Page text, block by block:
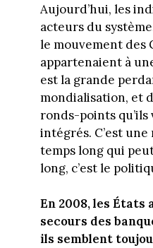
Aujourd’hui, les
acteurs du
le mouvement des
appartenaient à
est la grande
mondialisation, et
ronds-points
intégrés. C’est
temps long qui
long, c’est le
En 2008, les États
secours des
ils semblent